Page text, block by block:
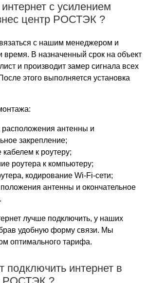
центров
с усилением
центр РОСТЭК ?
с нашим менеджером и
время. В назначенный срок на объект
и производит замер сигнала всех
этого выполняется установка
антенны и
закрепление;
к роутеру;
роутера к компьютеру;
кодирование Wi-Fi-сети;
положения антенны и окончательное
лучше подключить, у наших
удобную форму связи. Мы
оптимального тарифа.
подключить интернет в